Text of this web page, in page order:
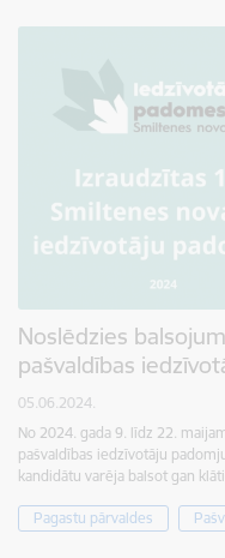
Noslēdzies
pašvaldības
05.06.2024.
No 2024. gada 9. līdz 22.
pašvaldības iedzīvotāju
kandidātu varēja balsot gan
Pagastu pārvaldes